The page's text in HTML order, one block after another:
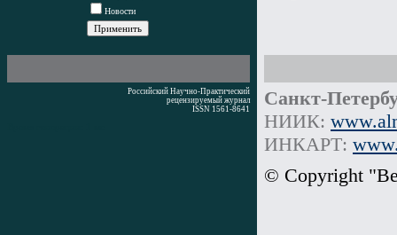
Новости
Российский Научно-Практический
рецензируемый журнал
ISSN 1561-8641
Санкт-
НИИК:
ИНКАРТ:
© Copyright